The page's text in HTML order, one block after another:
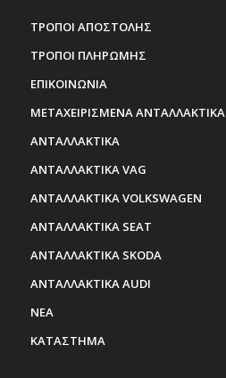
ΤΡΟΠΟΙ ΑΠΟΣΤΟΛΗΣ
ΤΡΟΠΟΙ ΠΛΗΡΩΜΗΣ
ΕΠΙΚΟΙΝΩΝΙΑ
ΜΕΤΑΧΕΙΡΙΣΜΕΝΑ ΑΝΤΑΛΛΑΚΤΙΚΑ
ΑΝΤΑΛΛΑΚΤΙΚΑ
ΑΝΤΑΛΛΑΚΤΙΚΑ VAG
ΑΝΤΑΛΛΑΚΤΙΚΑ VOLKSWAGEN
ΑΝΤΑΛΛΑΚΤΙΚΑ SEAT
ΑΝΤΑΛΛΑΚΤΙΚΑ SKODA
ΑΝΤΑΛΛΑΚΤΙΚΑ AUDI
ΝΕΑ
ΚΑΤΑΣΤΗΜΑ